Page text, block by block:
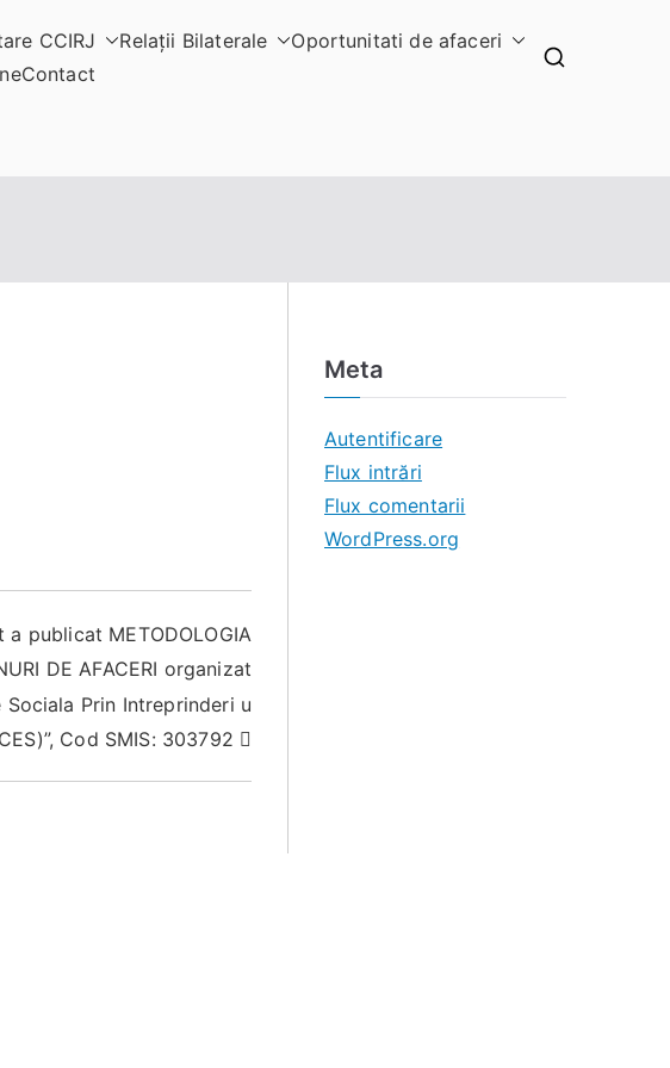
CCIRJ Relaţii Bilaterale
Oportunitati de afaceri
Contact
publicat METODOLOGIA
DE AFACERI organizat
Prin Intreprinderi u
Cod SMIS: 303792
Meta
Autentificare
Flux intrări
Flux comentarii
WordPress.org